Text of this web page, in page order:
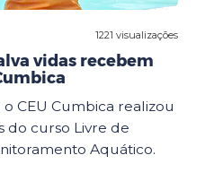
1221 visualizações
vidas recebem
CEU Cumbica realizou
do curso Livre de
Aquático.